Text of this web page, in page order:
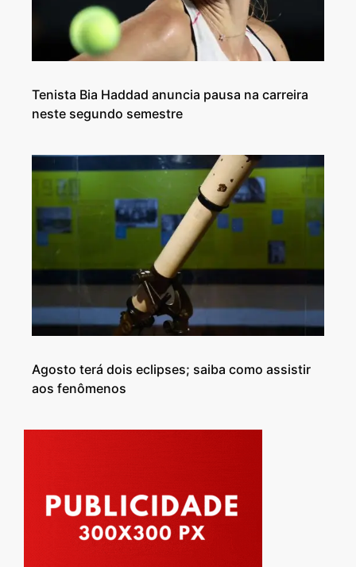
Tenista Bia Haddad anuncia pausa na carreira
neste segundo semestre
Agosto terá dois eclipses; saiba como assistir
aos fenômenos